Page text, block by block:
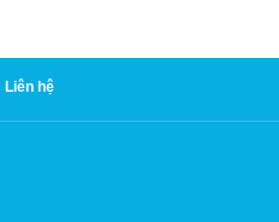
Liên hệ